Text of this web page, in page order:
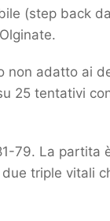
(step back
adatto ai
25 tentativi
79. La
triple vitali